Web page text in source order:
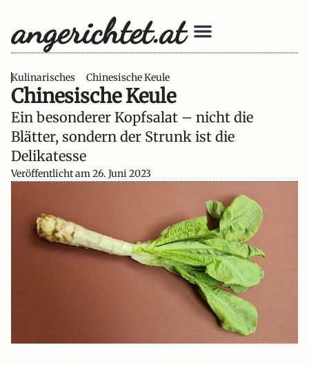
Kulinarisches Chinesische Keule
Chinesische Keule
Ein besonderer Kopfsalat – nicht die
Blätter, sondern der Strunk ist die
Delikatesse
Veröffentlicht am26. Juni 2023